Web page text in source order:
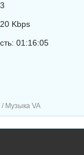
Kbps
01:16:05
Музыка VA